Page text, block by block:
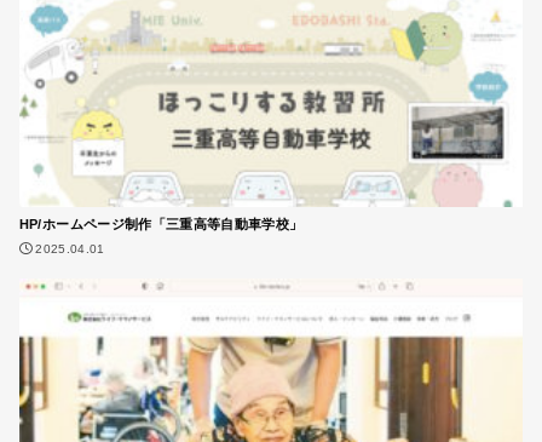
HP/ホームページ制作「三重高等自動車学校」
2025.04.01